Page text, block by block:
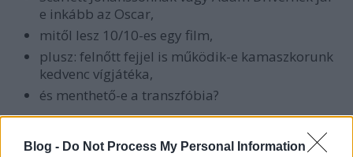
Blog - Do Not Process My Personal Information
e inkább az Oscar,
mitől lesz 10/10-es egy film,
plusz: felnőtt fejjel is működik-e kamaszkorunk
kedvenc vígjátéka,
és menthető-e a transzfóbia?
Menetrend: